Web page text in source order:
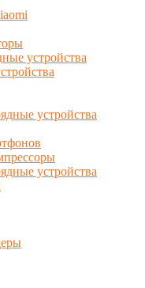
устройства
устройства
устройства